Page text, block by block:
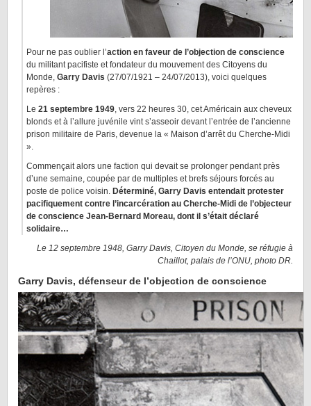
Pour ne pas oublier l’action en faveur de l’objection de conscience
du militant pacifiste et fondateur du mouvement des Citoyens du
Monde, Garry Davis (27/07/1921 – 24/07/2013), voici quelques
repères :
Le 21 septembre 1949, vers 22 heures 30, cet Américain aux cheveux
blonds et à l’allure juvénile vint s’asseoir devant l’entrée de l’ancienne
prison militaire de Paris, devenue la « Maison d’arrêt du Cherche-Midi
».
Commençait alors une faction qui devait se prolonger pendant près
d’une semaine, coupée par de multiples et brefs séjours forcés au
poste de police voisin. Déterminé, Garry Davis entendait protester
pacifiquement contre l’incarcération au Cherche-Midi de l’objecteur
de conscience Jean-Bernard Moreau, dont il s’était déclaré
solidaire…
Le 12 septembre 1948, Garry Davis, Citoyen du Monde, se réfugie à
Chaillot, palais de l’ONU, photo DR.
Garry Davis, défenseur de l’objection de conscience